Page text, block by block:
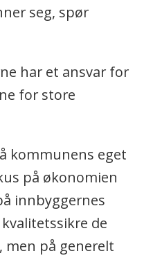
seg, spør
har et ansvar for
for store
kommunens eget
på økonomien
innbyggernes
de
men på generelt